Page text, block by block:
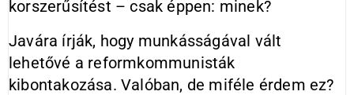
korszerűsítést – csak éppen: minek?
Javára írják, hogy munkásságával vált
lehetővé a reformkommunisták
kibontakozása. Valóban, de miféle érdem ez?